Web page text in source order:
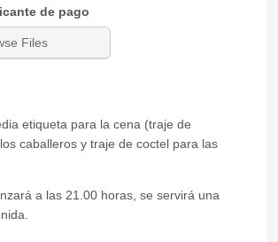
de pago
Files
etiqueta para la cena (traje de
caballeros y traje de coctel para las
a las 21.00 horas, se servirá una